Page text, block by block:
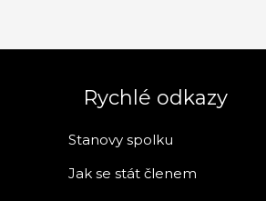
Rychlé odkazy
Stanovy spolku
Jak se stát členem